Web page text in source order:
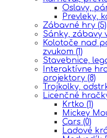
Oslavy,
Prevleky,
Zábavné hry (5)
Sánky, zábavy
Kolotoče nad
zvukom (1)
Stavebnice,
Interaktívne
projektory (8)
Trojkolky,
Licenčné
Krtko (1)
Mickey
Cars (0)
Ĺadové